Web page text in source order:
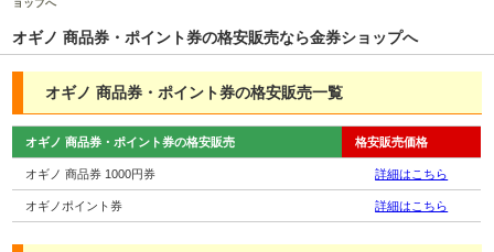
ョップへ
オギノ 商品券・ポイント券の格安販売なら金券ショップへ
オギノ 商品券・ポイント券の格安販売一覧
オギノ 商品券・ポイント券の格安販売 格安販売価格
オギノ 商品券 1000円券 詳細はこちら
オギノポイント券 詳細はこちら